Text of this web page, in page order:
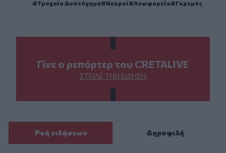
Τροχαίο Δυστύχημα Νεκροί Λεωφορείο Γκρεμός
Γίνε ο ρεπόρτερ του CRETALIVE
ΣΤΕΊΛΕ ΤΗΝ ΕΊΔΗΣΗ
Ροή ειδήσεων Δημοφιλή